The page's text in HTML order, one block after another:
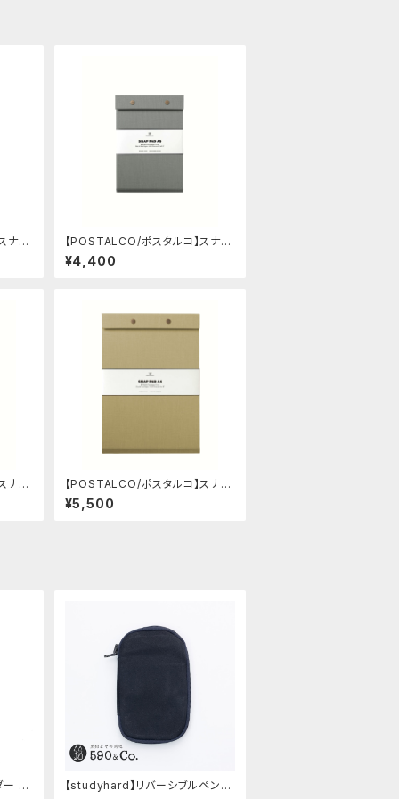
ナッ
【POSTALCO/ポスタルコ】スナッ
プパッド SQ A5 (Ash Gray)
¥4,400
ナッ
【POSTALCO/ポスタルコ】スナッ
プパッド SQ A4 (Light Beige)
¥5,500
ー A
【studyhard】リバーシブルペンケ